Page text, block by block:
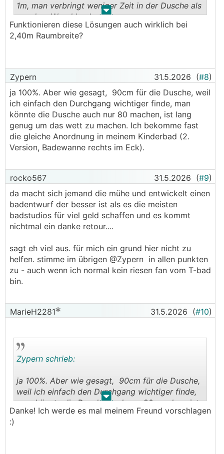
. .
1m, man verbringt weniger Zeit in der Dusche als
vor dem Waschbecken.
In der Lösung mit dem Waschbecken an der
Funktionieren diese Lösungen auch wirklich bei
2,40m Raumbreite?
Zypern 31.5.2026 (#8)
ja 100%. Aber wie gesagt, 90cm für die Dusche, weil
ich einfach den Durchgang wichtiger finde, man
könnte die Dusche auch nur 80 machen, ist lang
genug um das wett zu machen. Ich bekomme fast
die gleiche Anordnung in meinem Kinderbad (2.
Version, Badewanne rechts im Eck).
rocko567 31.5.2026 (#9)
da macht sich jemand die mühe und entwickelt einen
badentwurf der besser ist als es die meisten
badstudios für viel geld schaffen und es kommt
nichtmal ein danke retour....
sagt eh viel aus. für mich ein grund hier nicht zu
helfen. stimme im übrigen @Zypern in allen punkten
zu - auch wenn ich normal kein riesen fan vom T-bad
bin.
MarieH2281 31.5.2026 (#10)
. .
Zypern schrieb:
ja 100%. Aber wie gesagt, 90cm für die Dusche,
weil ich einfach den Durchgang wichtiger finde,
man könnte die Dusche auch nur 80 machen, ist
lang genug um das wett zu machen. Ich
Danke! Ich werde es mal meinem Freund vorschlagen
:)